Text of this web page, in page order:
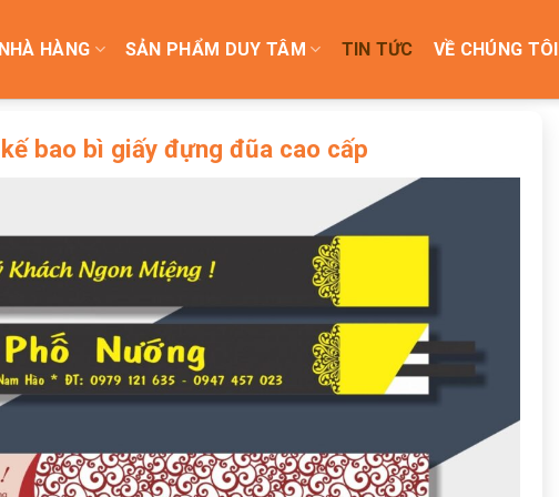
HÀNG SẢN PHẨM DUY TÂM TIN TỨC VỀ CHÚNG TÔI
bao bì giấy đựng đũa cao cấp